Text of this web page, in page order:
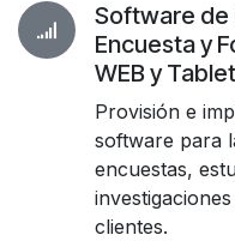
Software de
Encuesta y
WEB y Tablet
Provisión e
software para
encuestas,
clientes.